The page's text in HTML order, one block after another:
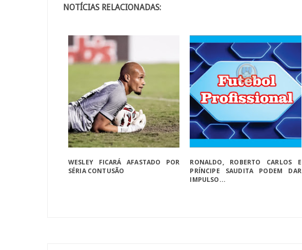
NOTÍCIAS RELACIONADAS:
WESLEY FICARÁ AFASTADO POR
SÉRIA CONTUSÃO
RONALDO, ROBERTO CARLOS E
PRÍNCIPE SAUDITA PODEM DAR
IMPULSO...